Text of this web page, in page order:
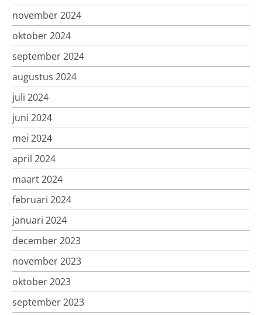
november 2024
oktober 2024
september 2024
augustus 2024
juli 2024
juni 2024
mei 2024
april 2024
maart 2024
februari 2024
januari 2024
december 2023
november 2023
oktober 2023
september 2023